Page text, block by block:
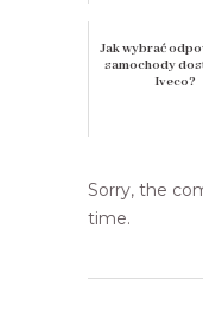
Jak wybrać
samochody
Iveco?
Sorry, the
time.